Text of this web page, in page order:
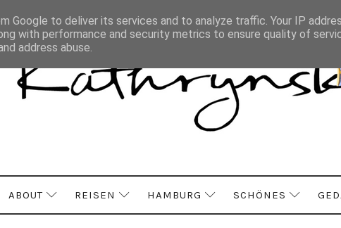
ABOUT REISEN HAMBURG SCHÖNES
Google to deliver its services and to analyze traffic. Your IP
with performance and security metrics to ensure quality of
address abuse.